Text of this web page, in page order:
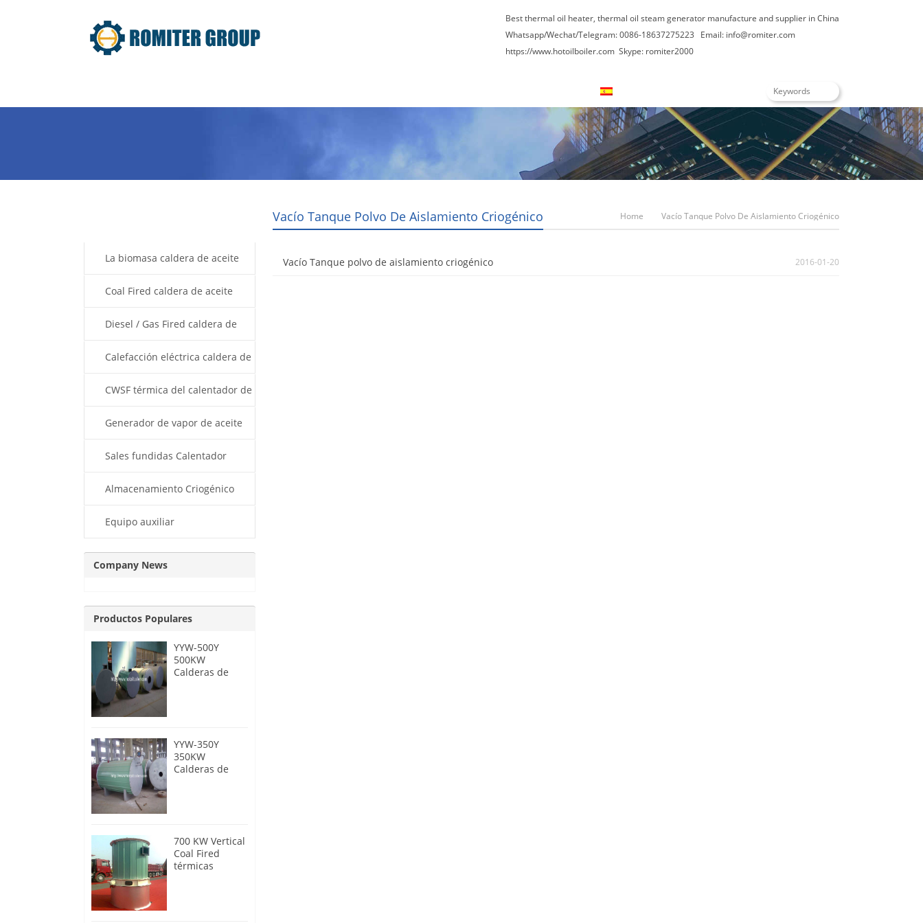
Best thermal oil heater, thermal oil steam generator manufacture and supplier in China
Whatsapp/Wechat/Telegram: 0086-18637275223 Email: info@romiter.com
https://www.hotoilboiler.com Skype: romiter2000
Vacío Tanque Polvo De Aislamiento Criogénico Home Vacío Tanque Polvo De Aislamiento Criogénico
Vacío Tanque polvo de aislamiento criogénico 2016-01-20
La biomasa caldera de aceite
térmicoCoal Fired caldera de aceite
térmicoDiesel / Gas Fired caldera de
aceite térmico
Calefacción eléctrica caldera de
aceite térmico
CWSF térmica del calentador de
aceiteGenerador de vapor de aceite
térmicoSales fundidas Calentador
Almacenamiento Criogénico
DewarEquipo auxiliar
Company News
Productos Populares
YYW-500Y
500KW
Calderas de
YYW-350Y
350KW
Calderas de
700 KW Vertical
Coal Fired
térmicas